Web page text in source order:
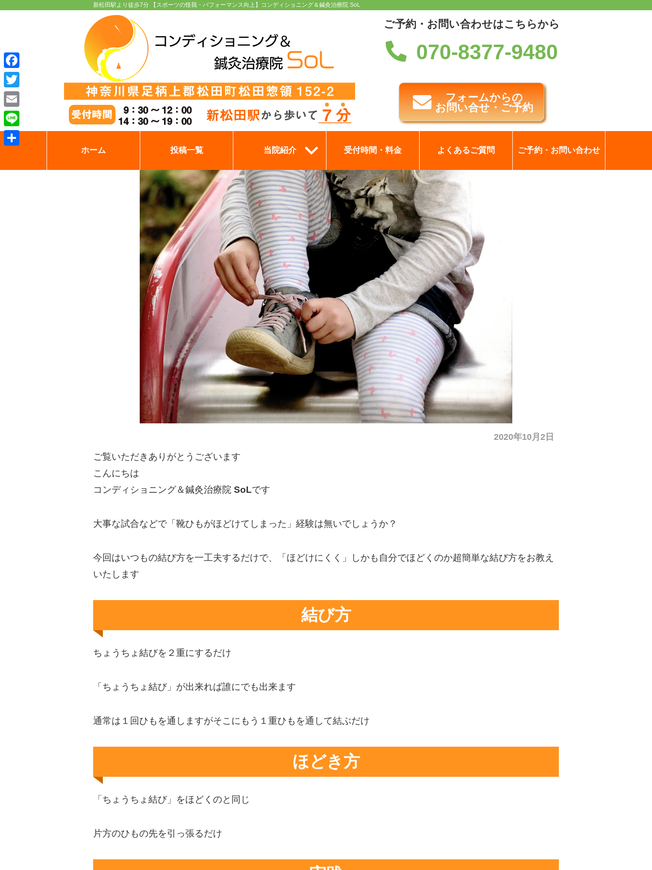
新松田駅より徒歩7分 【スポーツの怪我・パフォーマンス向上】コンディショニング＆鍼灸治療院 SoL
ご予約・お問い合わせはこちらから
070-8377-9480
フォームからの
お問い合せ・ご予約
ホーム 投稿一覧 当院紹介 受付時間・料金 よくあるご質問 ご予約・お問い合わせ
2020年10月2日
ご覧いただきありがとうございます
こんにちは
コンディショニング＆鍼灸治療院 SoLです
大事な試合などで「靴ひもがほどけてしまった」経験は無いでしょうか？
今回はいつもの結び方を一工夫するだけで、「ほどけにくく」しかも自分でほどくのか超簡単な結び方をお教え
いたします
結び方
ちょうちょ結びを２重にするだけ
「ちょうちょ結び」が出来れば誰にでも出来ます
通常は１回ひもを通しますがそこにもう１重ひもを通して結ぶだけ
ほどき方
「ちょうちょ結び」をほどくのと同じ
片方のひもの先を引っ張るだけ
Facebook
Twitter
Email
Line
有